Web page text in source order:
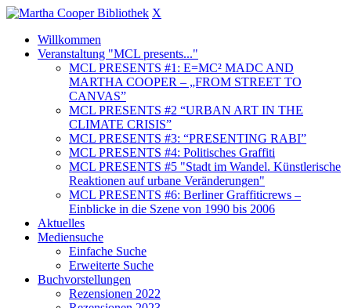
X
Willkommen
Veranstaltung "MCL presents..."
MCL PRESENTS #1: E=MC² MADC AND
MARTHA COOPER – „FROM STREET TO
CANVAS”
MCL PRESENTS #2 “URBAN ART IN THE
CLIMATE CRISIS”
MCL PRESENTS #3: “PRESENTING RABI”
MCL PRESENTS #4: Politisches Graffiti
MCL PRESENTS #5 "Stadt im Wandel. Künstlerische
Reaktionen auf urbane Veränderungen"
MCL PRESENTS #6: Berliner Graffiticrews –
Einblicke in die Szene von 1990 bis 2006
Aktuelles
Mediensuche
Einfache Suche
Erweiterte Suche
Buchvorstellungen
Rezensionen 2022